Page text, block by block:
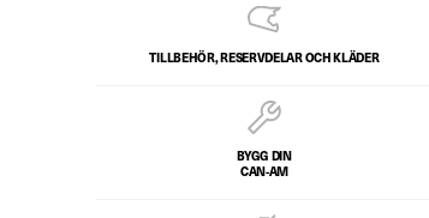
TILLBEHÖR, RESERVDELAR OCH KLÄDER
BYGG DIN
CAN-AM